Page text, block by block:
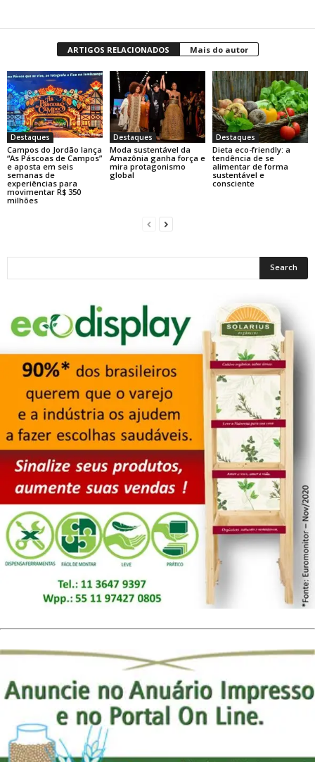
ARTIGOS RELACIONADOS Mais do autor
Destaques
Campos do Jordão lança
“As Páscoas de Campos”
e aposta em seis
semanas de
experiências para
movimentar R$ 350
milhões
Destaques
Moda sustentável da
Amazônia ganha força e
mira protagonismo
global
Destaques
Dieta eco-friendly: a
tendência de se
alimentar de forma
sustentável e
consciente